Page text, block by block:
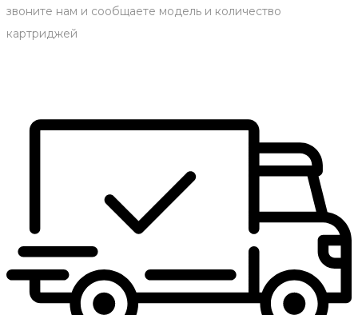
звоните нам и сообщаете модель и количество
картриджей